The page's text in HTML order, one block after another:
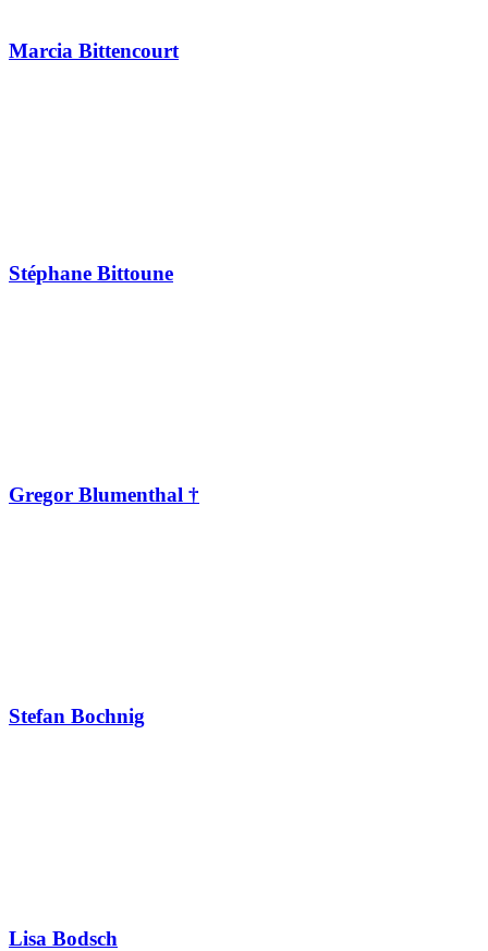
Marcia Bittencourt
Stéphane Bittoune
Gregor Blumenthal †
Stefan Bochnig
Lisa Bodsch